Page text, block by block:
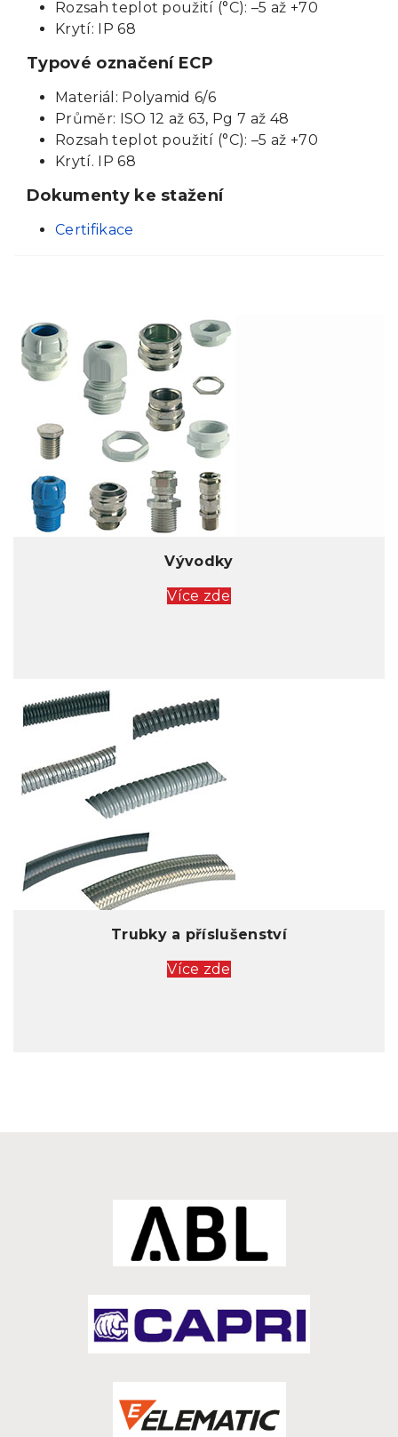
Rozsah teplot použití (°C): –5 až +70
Krytí: IP 68
Typové označení ECP
Materiál: Polyamid 6/6
Průměr: ISO 12 až 63, Pg 7 až 48
Rozsah teplot použití (°C): –5 až +70
Krytí. IP 68
Dokumenty ke stažení
Certifikace
Vývodky
Více zde
Trubky a příslušenství
Více zde